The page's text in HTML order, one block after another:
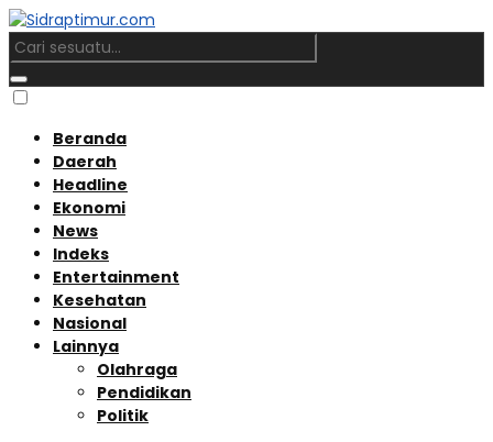
Beranda
Daerah
Headline
Ekonomi
News
Indeks
Entertainment
Kesehatan
Nasional
Lainnya
Olahraga
Pendidikan
Politik